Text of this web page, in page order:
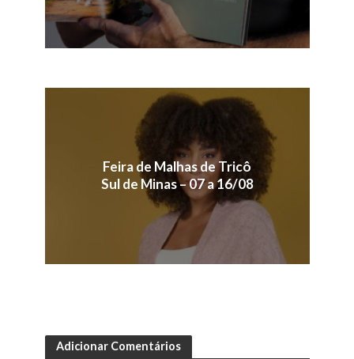
Feira de Malhas de Tricô
Sul de Minas – 07 a 16/08
Adicionar Comentários